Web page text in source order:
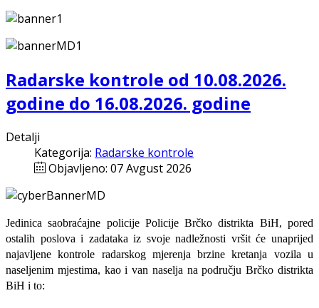
Radarske kontrole od 10.08.2026.
godine do 16.08.2026. godine
Detalji
Kategorija: Radarske kontrole
Objavljeno: 07 Avgust 2026
Jedinica saobraćajne policije Policije Brčko distrikta BiH, pored
ostalih poslova i zadataka iz svoje nadležnosti vršit će unaprijed
najavljene kontrole radarskog mjerenja brzine kretanja vozila u
naseljenim mjestima, kao i van naselja na području Brčko distrikta
BiH i to: